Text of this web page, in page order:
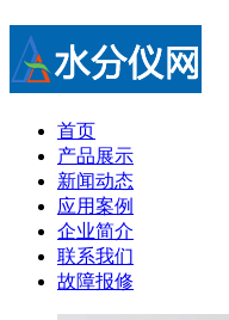
首页
产品展示
新闻动态
应用案例
企业简介
联系我们
故障报修